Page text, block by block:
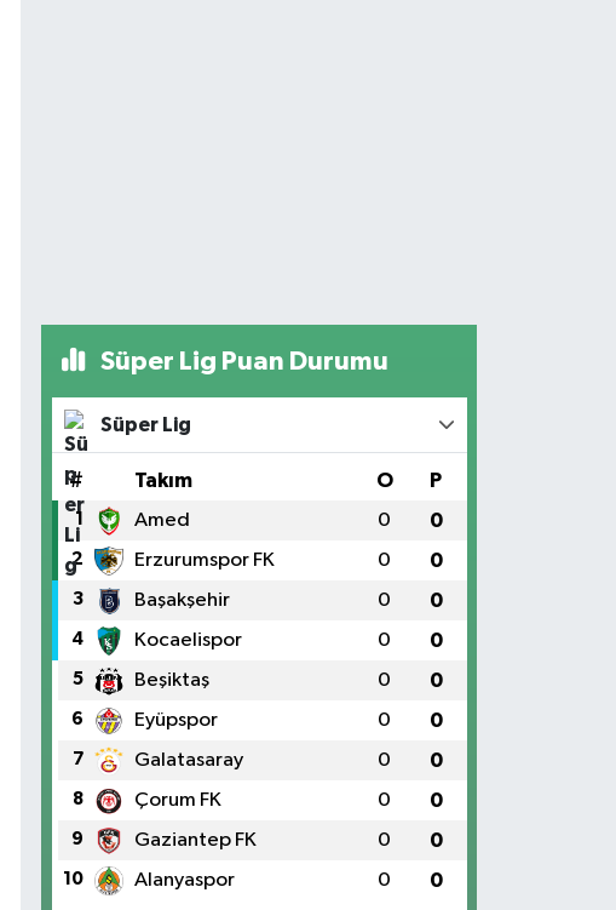
Süper Lig Puan Durumu
Süper Lig
# Takım O P
1 Amed 0 0
2 Erzurumspor FK 0 0
3 Başakşehir 0 0
4 Kocaelispor 0 0
5 Beşiktaş 0 0
6 Eyüpspor 0 0
7 Galatasaray 0 0
8 Çorum FK 0 0
9 Gaziantep FK 0 0
10 Alanyaspor 0 0